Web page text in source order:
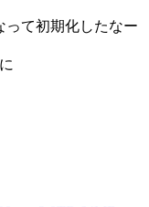
って初期化したなー